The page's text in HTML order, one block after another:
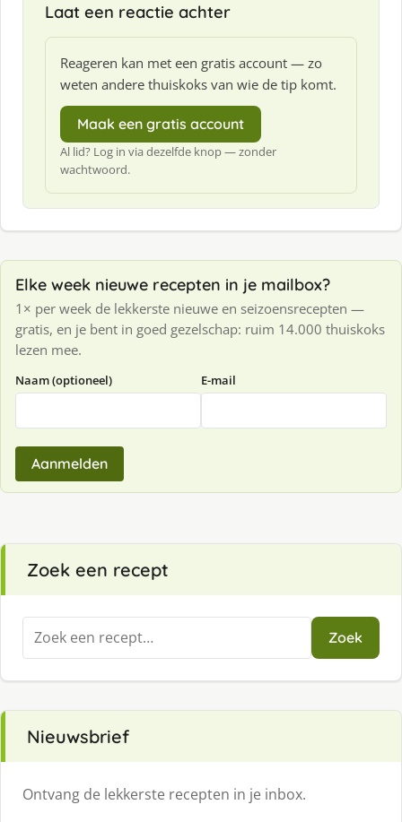
Laat een reactie achter
Reageren kan met een gratis account — zo
weten andere thuiskoks van wie de tip komt.
Maak een gratis account
Al lid? Log in via dezelfde knop — zonder
wachtwoord.
Elke week nieuwe recepten in je mailbox?
1× per week de lekkerste nieuwe en seizoensrecepten —
gratis, en je bent in goed gezelschap: ruim 14.000 thuiskoks
lezen mee.
Naam (optioneel) E-mail
Aanmelden
Zoek een recept
Zoeken
naar:
Zoek
Nieuwsbrief
Ontvang de lekkerste recepten in je inbox.